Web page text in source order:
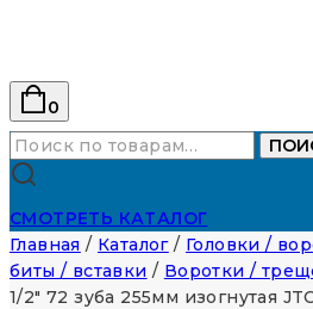
0
Искать:
СМОТРЕТЬ КАТАЛОГ
Главная / Каталог / Головки /
биты / вставки / Воротки /
1/2″ 72 зуба 255мм изогнутая